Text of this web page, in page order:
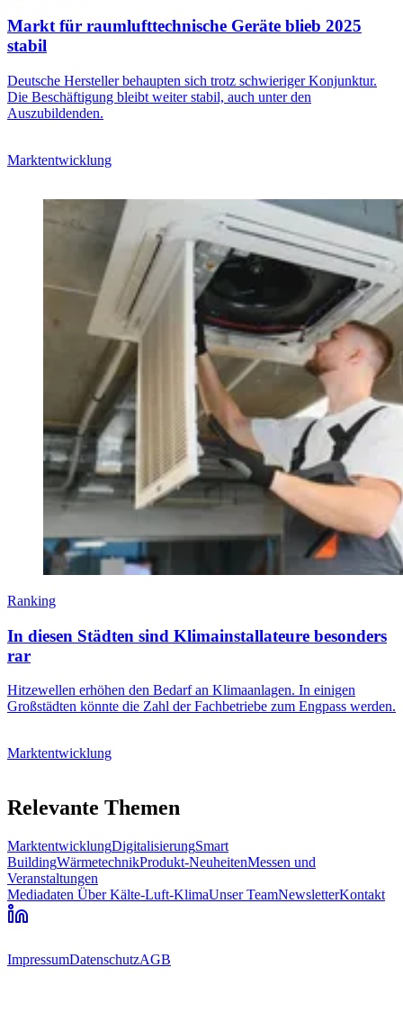
Markt für raumlufttechnische Geräte blieb 2025
stabil
Deutsche Hersteller behaupten sich trotz schwieriger Konjunktur.
Die Beschäftigung bleibt weiter stabil, auch unter den
Auszubildenden.
Marktentwicklung
Ranking
In diesen Städten sind Klimainstallateure besonders
rar
Hitzewellen erhöhen den Bedarf an Klimaanlagen. In einigen
Großstädten könnte die Zahl der Fachbetriebe zum Engpass werden.
Marktentwicklung
Relevante Themen
MarktentwicklungDigitalisierungSmart
BuildingWärmetechnikProdukt-NeuheitenMessen und
Veranstaltungen
Mediadaten Über Kälte-Luft-KlimaUnser TeamNewsletterKontakt
ImpressumDatenschutzAGB